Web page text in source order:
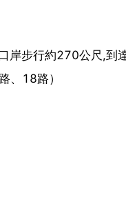
步行約270公尺,到
、18路）